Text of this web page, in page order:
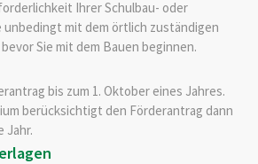
Ihrer Schulbau- oder
unbedingt mit dem örtlich zuständigen
Sie mit dem Bauen beginnen.
bis zum 1. Oktober eines Jahres.
berücksichtigt den Förderantrag dann
Jahr.